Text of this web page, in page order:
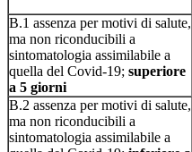
B.1 assenza per motivi di salute,
ma non riconducibili a
sintomatologia assimilabile a
quella del Covid-19; superiore
a 5 giorni
B.2 assenza per motivi di salute,
ma non riconducibili a
sintomatologia assimilabile a